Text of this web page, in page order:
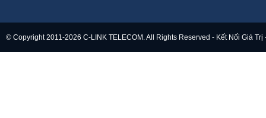
© Copyright 2011-2026 C-LINK TELECOM. All Rights Reserved - Kết Nối Giá